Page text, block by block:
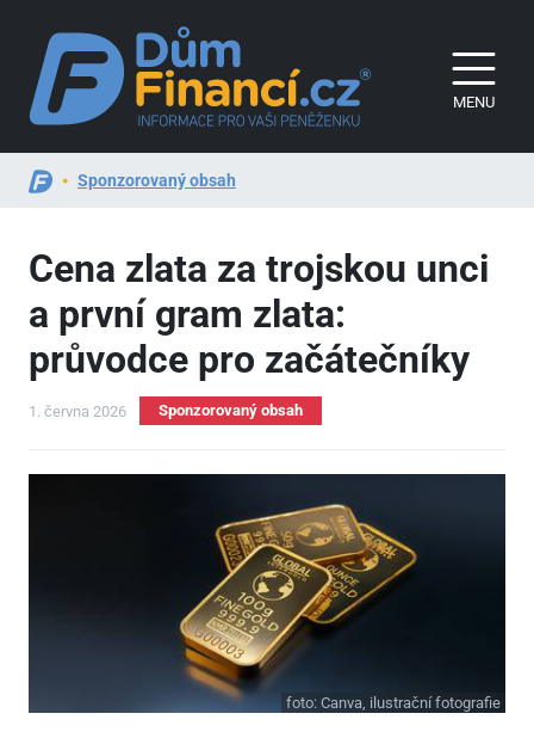
MENU
Sponzorovaný obsah
Cena zlata za trojskou unci
a první gram zlata:
průvodce pro začátečníky
1. června 2026 Sponzorovaný obsah
foto: Canva, ilustrační fotografie